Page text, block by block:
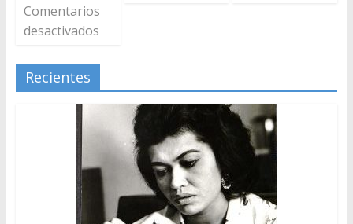
Comentarios
desactivados
Recientes